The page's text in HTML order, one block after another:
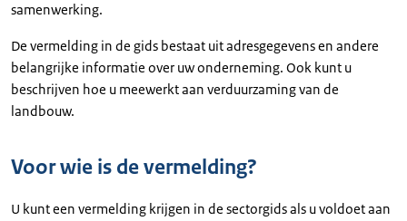
samenwerking.
De vermelding in de gids bestaat uit adresgegevens en andere
belangrijke informatie over uw onderneming. Ook kunt u
beschrijven hoe u meewerkt aan verduurzaming van de
landbouw.
Voor wie is de vermelding?
U kunt een vermelding krijgen in de sectorgids als u voldoet aan